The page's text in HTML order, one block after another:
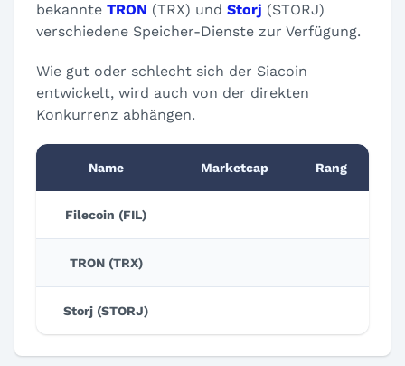
bekannte TRON (TRX) und Storj (STORJ)
verschiedene Speicher-Dienste zur Verfügung.
Wie gut oder schlecht sich der Siacoin
entwickelt, wird auch von der direkten
Konkurrenz abhängen.
Name Marketcap Rang
Filecoin (FIL)
TRON (TRX)
Storj (STORJ)